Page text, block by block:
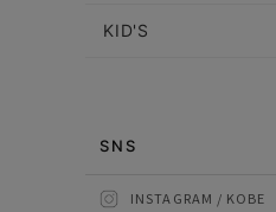
KID'S
SNS
INSTAGRAM / KOBE